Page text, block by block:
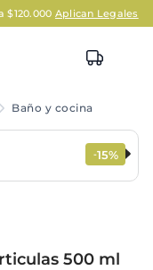
$120.000 Aplican Legales
Baño y cocina
-15%
500 ml